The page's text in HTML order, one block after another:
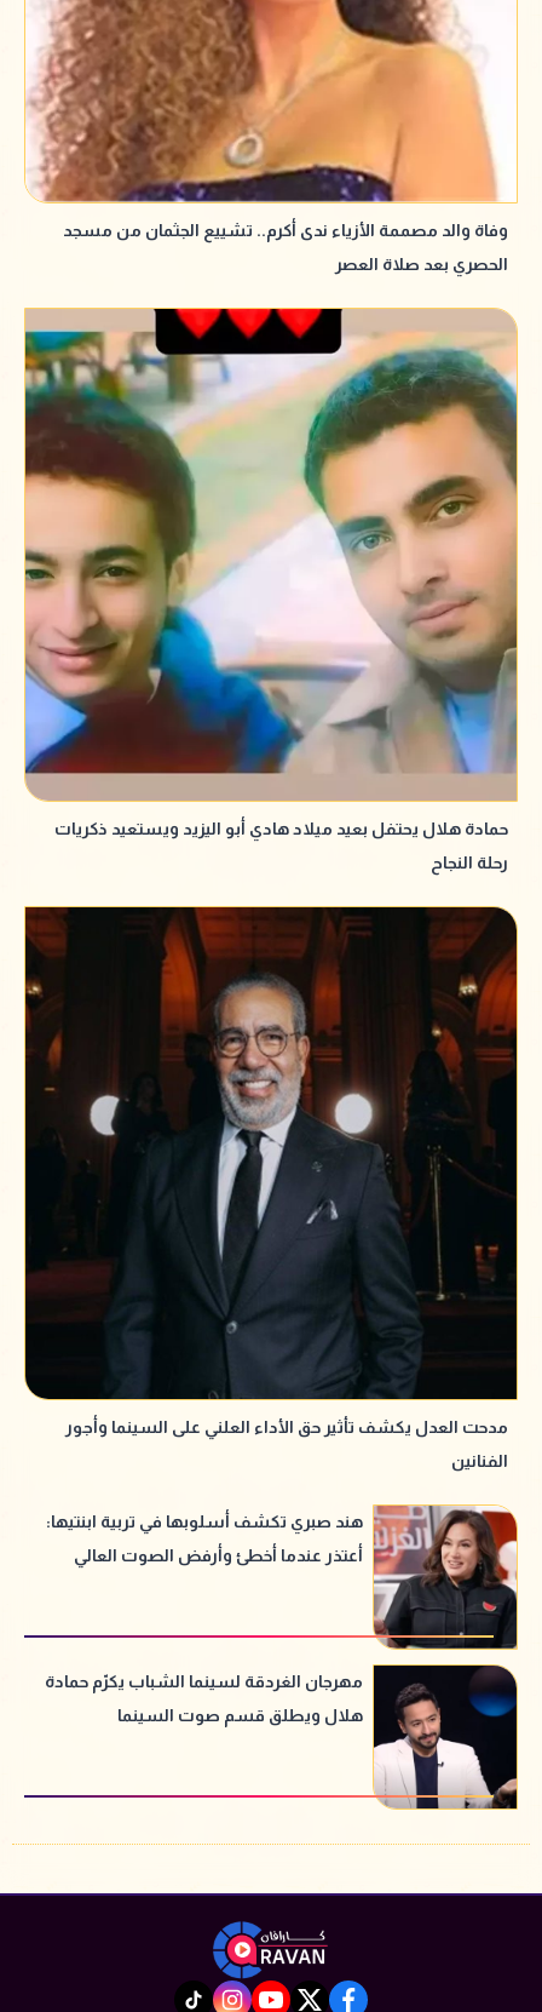
وفاة والد مصممة الأزياء ندى أكرم.. تشييع الجثمان من مسجد
الحصري بعد صلاة العصر
حمادة هلال يحتفل بعيد ميلاد هادي أبو اليزيد ويستعيد ذكريات
رحلة النجاح
مدحت العدل يكشف تأثير حق الأداء العلني على السينما وأجور
الفنانين
هند صبري تكشف أسلوبها في تربية ابنتيها:
أعتذر عندما أخطئ وأرفض الصوت العالي
مهرجان الغردقة لسينما الشباب يكرّم حمادة
هلال ويطلق قسم صوت السينما